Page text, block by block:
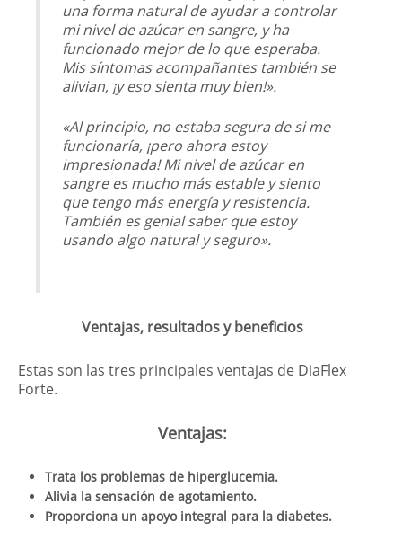
una forma natural de ayudar a controlar
mi nivel de azúcar en sangre, y ha
funcionado mejor de lo que esperaba.
Mis síntomas acompañantes también se
alivian, ¡y eso sienta muy bien!».
«Al principio, no estaba segura de si me
funcionaría, ¡pero ahora estoy
impresionada! Mi nivel de azúcar en
sangre es mucho más estable y siento
que tengo más energía y resistencia.
También es genial saber que estoy
usando algo natural y seguro».
Ventajas, resultados y beneficios
Estas son las tres principales ventajas de DiaFlex
Forte.
Ventajas:
Trata los problemas de hiperglucemia.
Alivia la sensación de agotamiento.
Proporciona un apoyo integral para la diabetes.